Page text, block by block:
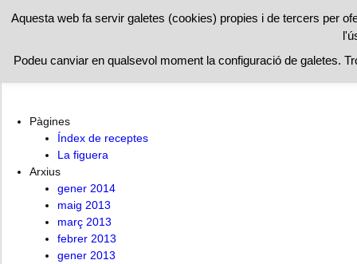
A l’ombra de la figuera Índex de receptes La figuera
Pàgines
Índex de receptes
La figuera
Arxius
gener 2014
maig 2013
març 2013
febrer 2013
gener 2013
Aquesta web fa servir galetes (cookies) propies i de tercers per
Podeu canviar en qualsevol moment la configuració de galetes.